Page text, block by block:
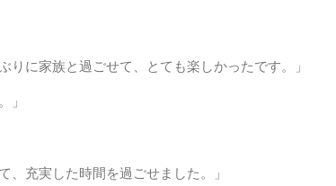
りに家族と過ごせて、とても楽しかったです。」
」
、充実した時間を過ごせました。」